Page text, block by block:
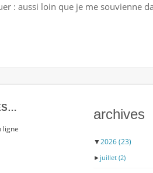
POIL
: aussi loin que je me souvienne
ligne
archives
▼2026(23)
► juillet (2)